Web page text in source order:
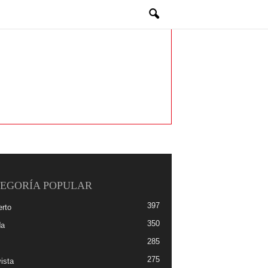
POPULAR
397
350
285
275